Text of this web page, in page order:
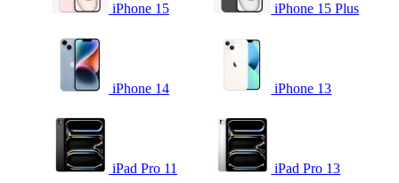
iPhone 15 iPhone 15 Plus
iPhone 14 iPhone 13
iPad Pro 11 iPad Pro 13